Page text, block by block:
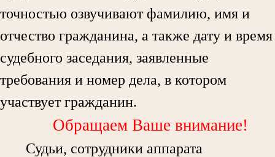
точностью озвучивают фамилию, имя и
отчество гражданина, а также дату и время
судебного заседания, заявленные
требования и номер дела, в котором
участвует гражданин.
Обращаем Ваше внимание!
Судьи, сотрудники аппарата